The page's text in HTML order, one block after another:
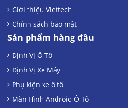
Giới thiệu Viettech
Chính sách bảo mật
Sản phẩm hàng đầu
Định Vị Ô Tô
Định Vị Xe Máy
Phụ kiện xe ô tô
Màn Hình Android Ô Tô